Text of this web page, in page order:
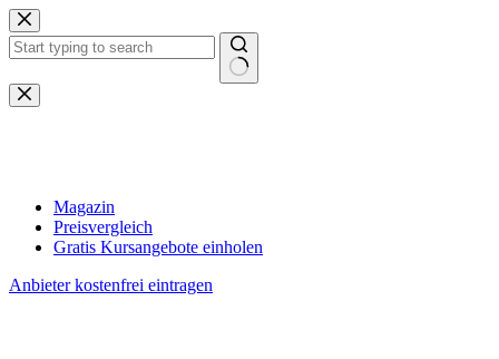
Zum
Inhalt
springen
Keine
Ergebnisse
Magazin
Preisvergleich
Gratis Kursangebote einholen
Anbieter kostenfrei eintragen